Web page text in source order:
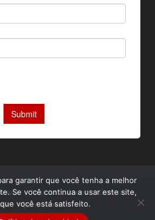
Notícias Livros
Camisas
Quem somos
garantir que você tenha a melhor
Se você continua a usar este site,
você está satisfeito.